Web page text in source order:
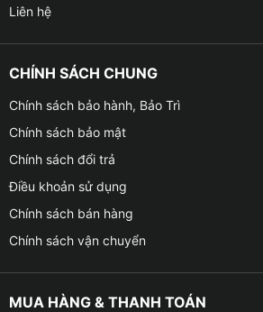
Liên hệ
CHÍNH SÁCH CHUNG
Chính sách bảo hành, Bảo Trì
Chính sách bảo mật
Chính sách đổi trả
Điều khoản sử dụng
Chính sách bán hàng
Chính sách vận chuyển
MUA HÀNG & THANH TOÁN